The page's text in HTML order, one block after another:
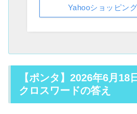
Yahooショッピン
【ポンタ】2026年6月
クロスワードの答え